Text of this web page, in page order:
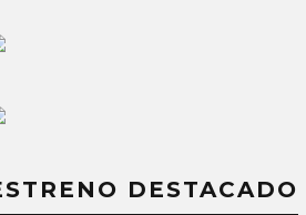
DESTACADO